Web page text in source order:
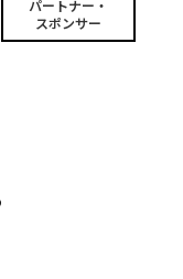
パートナー・
スポンサー